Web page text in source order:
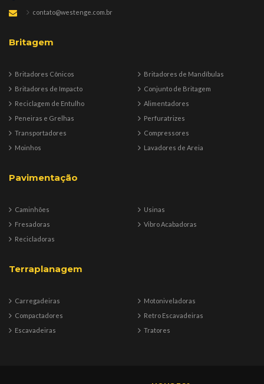
contato@westenge.com.br
Britagem
Britadores Cônicos
Britadores de Impacto
Reciclagem de Entulho
Peneiras e Grelhas
Transportadores
Moinhos
Britadores de Mandíbulas
Conjunto de Britagem
Alimentadores
Perfuratrizes
Compressores
Lavadores de Areia
Pavimentação
Caminhões
Fresadoras
Recicladoras
Usinas
Vibro Acabadoras
Terraplanagem
Carregadeiras
Compactadores
Escavadeiras
Motoniveladoras
Retro Escavadeiras
Tratores